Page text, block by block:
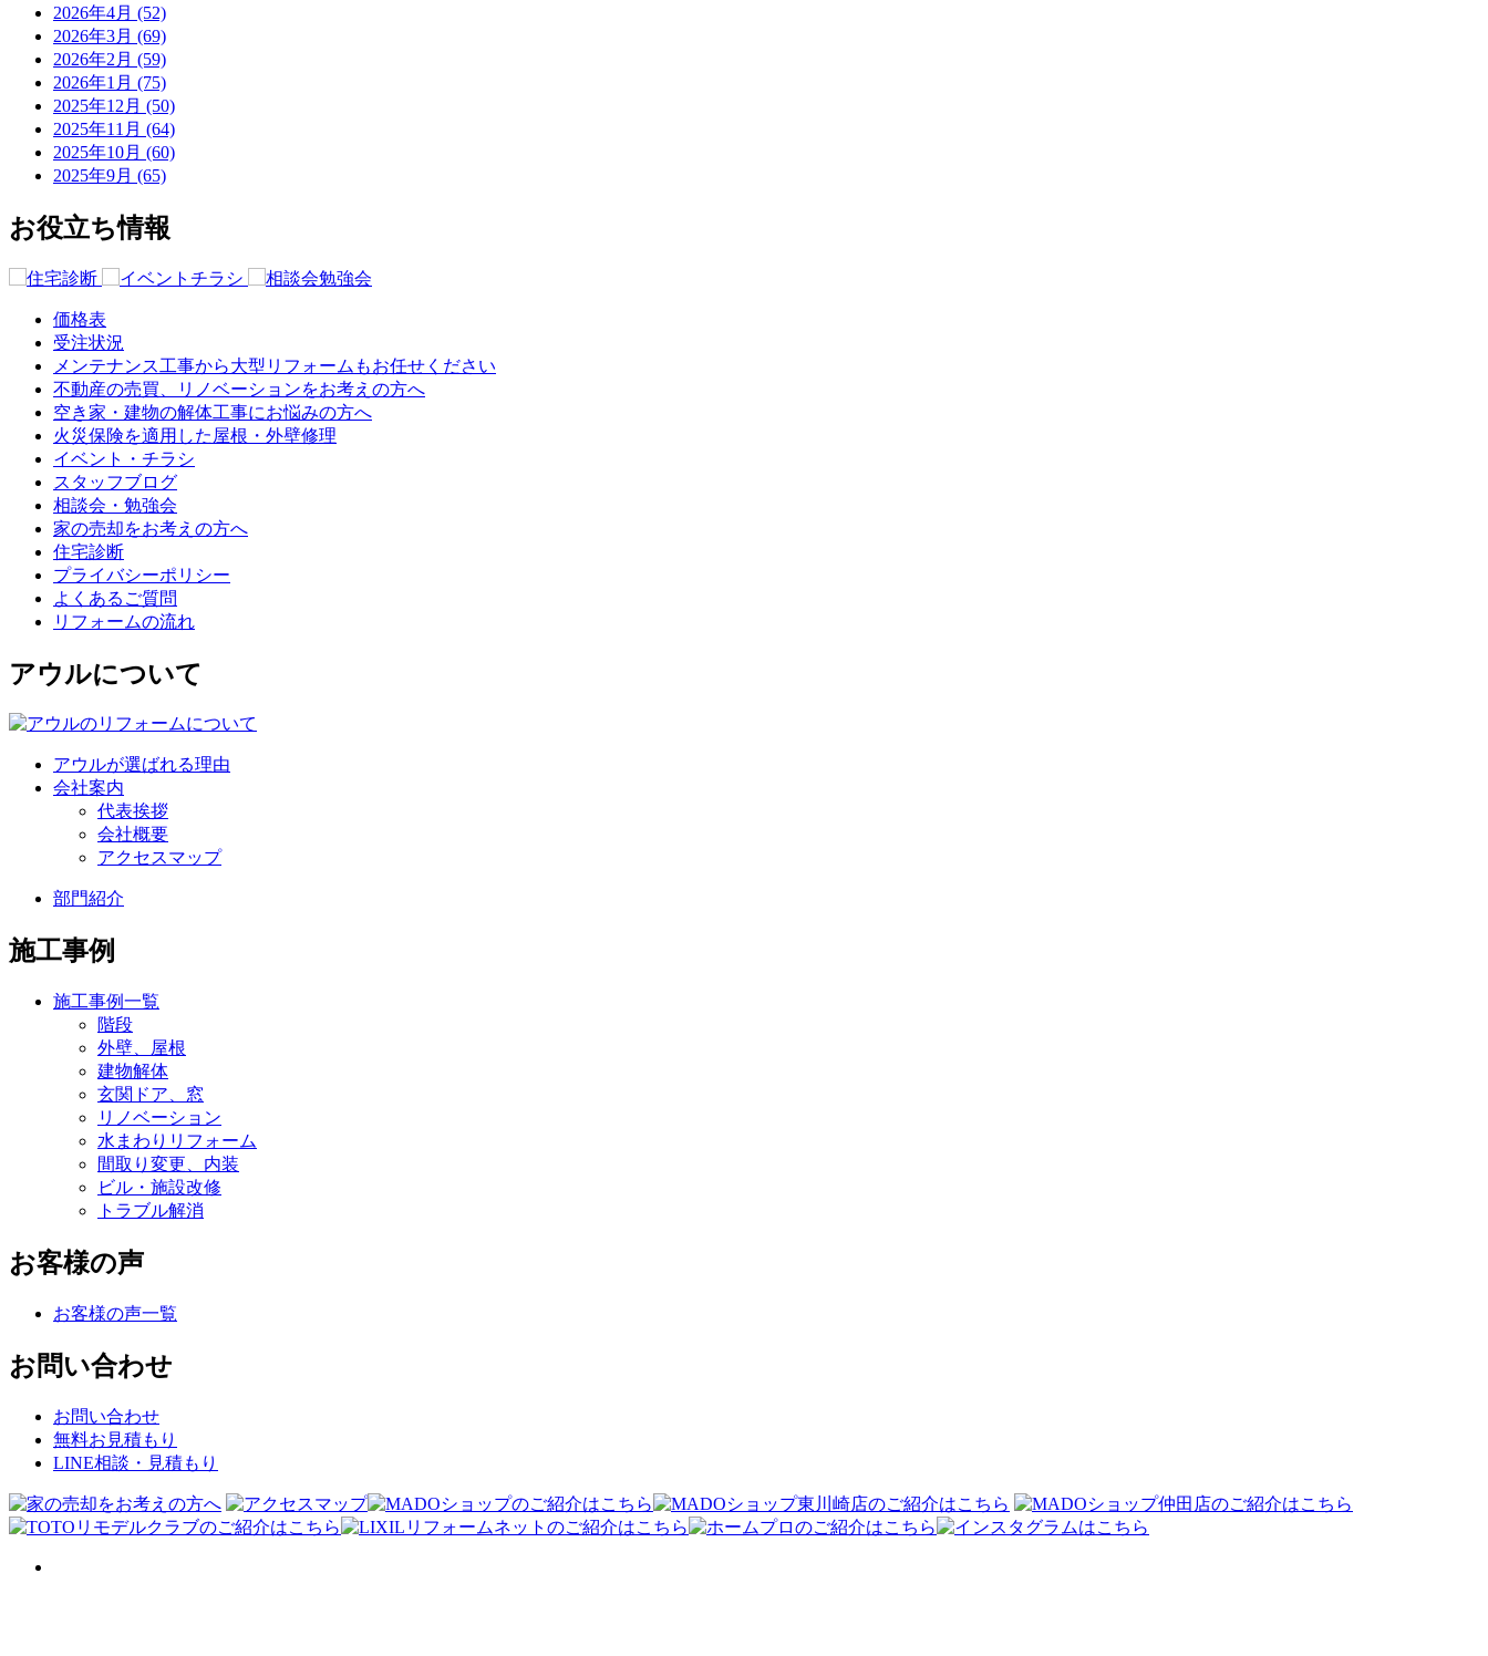
2026年4月 (52)
2026年3月 (69)
2026年2月 (59)
2026年1月 (75)
2025年12月 (50)
2025年11月 (64)
2025年10月 (60)
2025年9月 (65)
お役立ち情報
価格表
受注状況
メンテナンス工事から大型リフォームもお任せください
不動産の売買、リノベーションをお考えの方へ
空き家・建物の解体工事にお悩みの方へ
火災保険を適用した屋根・外壁修理
イベント・チラシ
スタッフブログ
相談会・勉強会
家の売却をお考えの方へ
住宅診断
プライバシーポリシー
よくあるご質問
リフォームの流れ
アウルについて
アウルが選ばれる理由
会社案内
代表挨拶
会社概要
アクセスマップ
部門紹介
施工事例
施工事例一覧
階段
外壁、屋根
建物解体
玄関ドア、窓
リノベーション
水まわりリフォーム
間取り変更、内装
ビル・施設改修
トラブル解消
お客様の声
お客様の声一覧
お問い合わせ
お問い合わせ
無料お見積もり
LINE相談・見積もり